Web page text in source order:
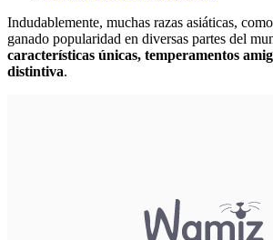
Indudablemente, muchas razas asiáticas,
ganado popularidad en diversas partes del
características únicas, temperamentos
distintiva.